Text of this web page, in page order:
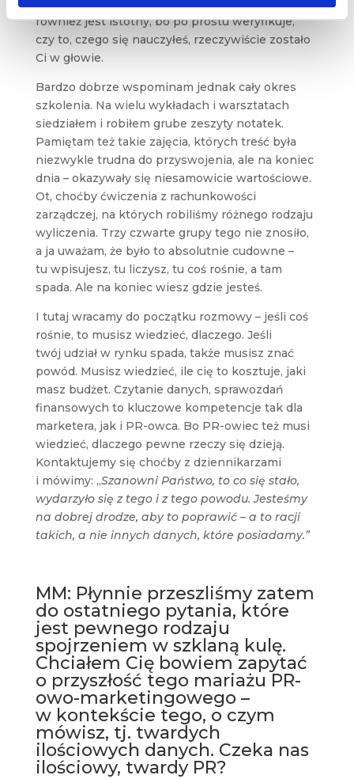
również jest istotny, bo po prostu weryfikuje,
czy to, czego się nauczyłeś, rzeczywiście zostało
Ci w głowie.
Bardzo dobrze wspominam jednak cały okres
szkolenia. Na wielu wykładach i warsztatach
siedziałem i robiłem grube zeszyty notatek.
Pamiętam też takie zajęcia, których treść była
niezwykle trudna do przyswojenia, ale na koniec
dnia – okazywały się niesamowicie wartościowe.
Ot, choćby ćwiczenia z rachunkowości
zarządczej, na których robiliśmy różnego rodzaju
wyliczenia. Trzy czwarte grupy tego nie znosiło,
a ja uważam, że było to absolutnie cudowne –
tu wpisujesz, tu liczysz, tu coś rośnie, a tam
spada. Ale na koniec wiesz gdzie jesteś.
I tutaj wracamy do początku rozmowy – jeśli coś
rośnie, to musisz wiedzieć, dlaczego. Jeśli
twój udział w rynku spada, także musisz znać
powód. Musisz wiedzieć, ile cię to kosztuje, jaki
masz budżet. Czytanie danych, sprawozdań
finansowych to kluczowe kompetencje tak dla
marketera, jak i PR-owca. Bo PR-owiec też musi
wiedzieć, dlaczego pewne rzeczy się dzieją.
Kontaktujemy się choćby z dziennikarzami
i mówimy: „Szanowni Państwo, to co się stało,
wydarzyło się z tego i z tego powodu. Jesteśmy
na dobrej drodze, aby to poprawić – a to racji
takich, a nie innych danych, które posiadamy.”
MM: Płynnie przeszliśmy zatem
do ostatniego pytania, które
jest pewnego rodzaju
spojrzeniem w szklaną kulę.
Chciałem Cię bowiem zapytać
o przyszłość tego mariażu PR-
owo-marketingowego –
w kontekście tego, o czym
mówisz, tj. twardych
ilościowych danych. Czeka nas
ilościowy, twardy PR?